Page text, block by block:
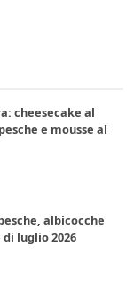
cheesecake al
e mousse al
albicocche
luglio 2026